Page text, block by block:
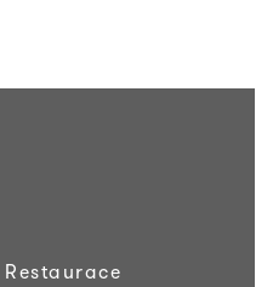
Restaurace